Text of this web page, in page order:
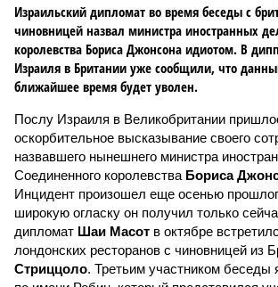
Израильский дипломат во время беседы с
чиновницей назвал министра иностранных
королевства Бориса Джонсона идиотом. В
Израиля в Британии уже сообщили, что
ближайшее время будет уволен.
Послу Израиля в Великобритании
оскорбительное высказывание своего
назвавшего нынешнего министра
Соединенного королевства Бориса
Инцидент произошел еще осенью
широкую огласку он получил только
дипломат Шаи Масот в октябре
лондонских ресторанов с чиновницей из
Стриццоло. Третьим участником беседы